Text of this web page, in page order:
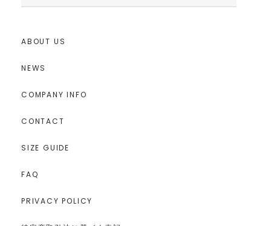
ABOUT US
NEWS
COMPANY INFO
CONTACT
SIZE GUIDE
FAQ
PRIVACY POLICY